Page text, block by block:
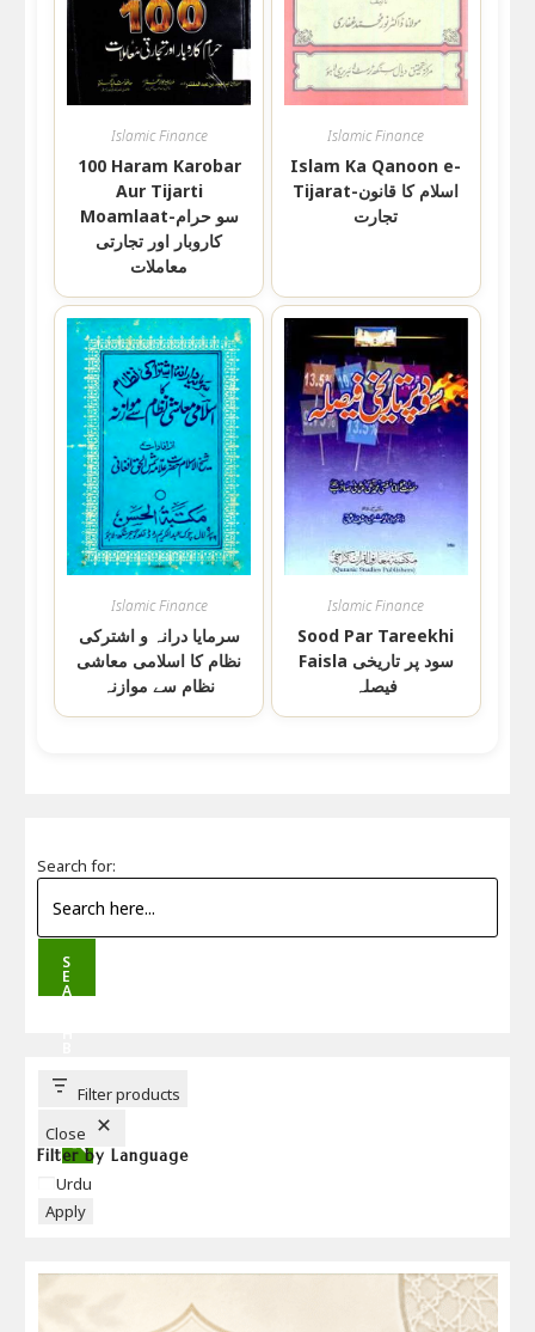
Islamic Finance
100 Haram Karobar
Aur Tijarti
Moamlaat-سو حرام
کاروبار اور تجارتی
معاملات
Islamic Finance
Islam Ka Qanoon e-
Tijarat-اسلام کا قانون
تجارت
Islamic Finance
سرمایا درانہ و اشترکی
نظام کا اسلامی معاشی
نظام سے موازنہ
Islamic Finance
Sood Par Tareekhi
Faisla سود پر تاریخی
فیصلہ
Search for:
S
E
A
T
T
Filter products
Close
Filter by Language
Language
Urdu
Apply